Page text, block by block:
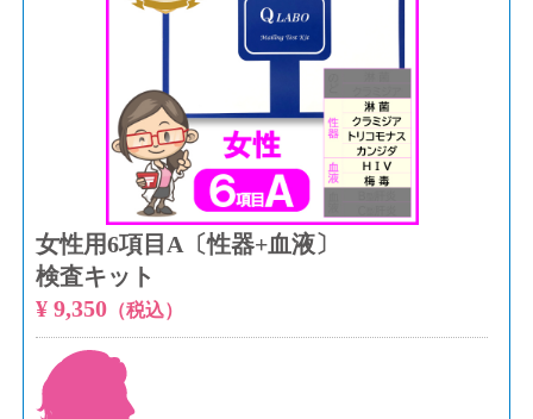
女性用6項目A〔性器+血液〕
検査キット
¥ 9,350（税込）